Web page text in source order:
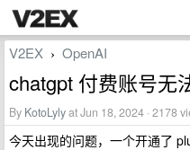
V2EX › OpenAI
chatgpt 付费账号无
By KotoLylyat Jun 18, 2024 · 2178
今天出现的问题，一个开通了